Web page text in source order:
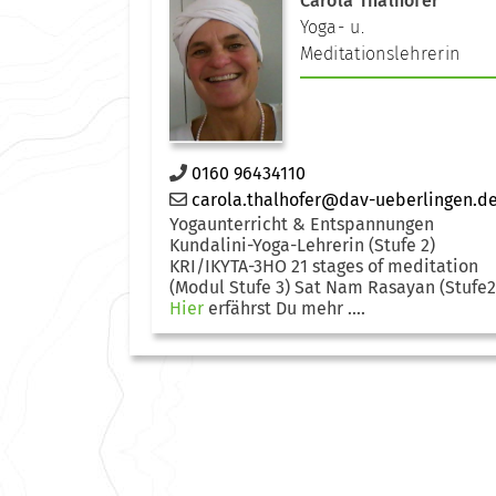
Yoga- u.
Meditationslehrerin
0160 96434110
carola.thalhofer@dav-
Yogaunterricht & Entspannungen
Kundalini-Yoga-Lehrerin (Stufe 2)
KRI/IKYTA-3HO 21 stages of meditation
(Modul Stufe 3) Sat Nam Rasayan
Hier erfährst Du mehr ....